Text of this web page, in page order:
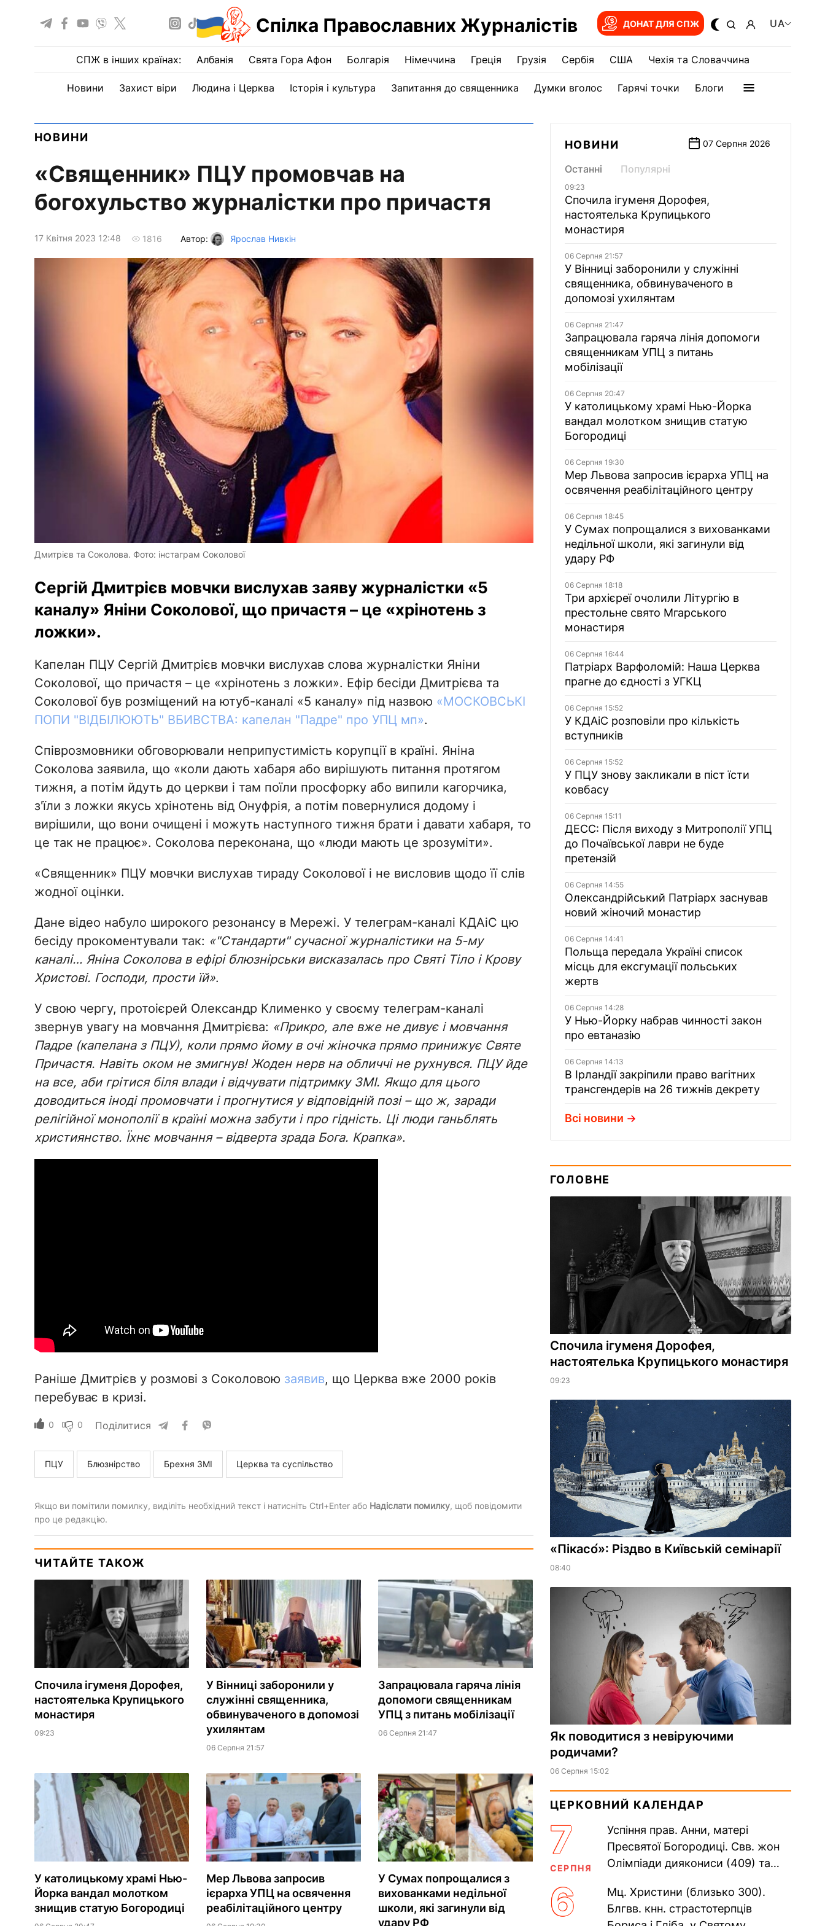
Спілка Православних Журналістів ДОНАТ ДЛЯ СПЖ UA
СПЖ в інших країнах: Албанія Свята Гора Афон Болгарія Німеччина Греція Грузія Сербія США Чехія та Словаччина
Новини Захист віри Людина і Церква Історія і культура Запитання до священника Думки вголос Гарячі точки Блоги
НОВИНИ
«Священник» ПЦУ промовчав на
богохульство журналістки про причастя
17 Квiтня 2023 12:48 1816 Автор: Ярослав Нивкін
Дмитрієв та Соколова. Фото: інстаграм Соколової
Сергій Дмитрієв мовчки вислухав заяву журналістки «5
каналу» Яніни Соколової, що причастя – це «хрінотень з
ложки».
Капелан ПЦУ Сергій Дмитрієв мовчки вислухав слова журналістки Яніни
Соколової, що причастя – це «хрінотень з ложки». Ефір бесіди Дмитрієва та
Соколової був розміщений на ютуб-каналі «5 каналу» під назвою «МОСКОВСЬКІ
ПОПИ "ВІДБІЛЮЮТЬ" ВБИВСТВА: капелан "Падре" про УПЦ мп».
Співрозмовники обговорювали неприпустимість корупції в країні. Яніна
Соколова заявила, що «коли дають хабаря або вирішують питання протягом
тижня, а потім йдуть до церкви і там поїли просфорку або випили кагорчика,
з'їли з ложки якусь хрінотень від Онуфрія, а потім повернулися додому і
вирішили, що вони очищені і можуть наступного тижня брати і давати хабаря, то
це так не працює». Соколова переконана, що «люди мають це зрозуміти».
«Священник» ПЦУ мовчки вислухав тираду Соколової і не висловив щодо її слів
жодної оцінки.
Дане відео набуло широкого резонансу в Мережі. У телеграм-каналі КДАіС цю
бесіду прокоментували так: «"Стандарти" сучасної журналістики на 5-му
каналі… Яніна Соколова в ефірі блюзнірськи висказалась про Святі Тіло і Крову
Христові. Господи, прости їй».
У свою чергу, протоієрей Олександр Клименко у своєму телеграм-каналі
звернув увагу на мовчання Дмитрієва: «Прикро, але вже не дивує і мовчання
Падре (капелана з ПЦУ), коли прямо йому в очі жіночка прямо принижує Святе
Причастя. Навіть оком не змигнув! Жоден нерв на обличчі не рухнувся. ПЦУ йде
на все, аби грітися біля влади і відчувати підтримку ЗМІ. Якщо для цього
доводиться іноді промовчати і прогнутися у відповідній позі – що ж, заради
релігійної монополії в країні можна забути і про гідність. Ці люди ганьблять
християнство. Їхнє мовчання – відверта зрада Бога. Крапка».
Раніше Дмитрієв у розмові з Соколовою заявив, що Церква вже 2000 років
перебуває в кризі.
0 0 Поділитися
ПЦУ Блюзнірство Брехня ЗМІ Церква та суспільство
Якщо ви помітили помилку, виділіть необхідний текст і натисніть Ctrl+Enter або Надіслати помилку, щоб повідомити
про це редакцію.
ЧИТАЙТЕ ТАКОЖ
Спочила ігуменя Дорофея,
настоятелька Крупицького
монастиря
09:23
У Вінниці заборонили у
служінні священника,
обвинуваченого в допомозі
ухилянтам
06 Серпня 21:57
Запрацювала гаряча лінія
допомоги священникам
УПЦ з питань мобілізації
06 Серпня 21:47
У католицькому храмі Нью-
Йорка вандал молотком
знищив статую Богородиці
Мер Львова запросив
ієрарха УПЦ на освячення
реабілітаційного центру
У Сумах попрощалися з
вихованками недільної
школи, які загинули від
удару РФ
НОВИНИ 07 Серпня 2026
Останні Популярні
09:23
Спочила ігуменя Дорофея,
настоятелька Крупицького
монастиря
06 Серпня 21:57
У Вінниці заборонили у служінні
священника, обвинуваченого в
допомозі ухилянтам
06 Серпня 21:47
Запрацювала гаряча лінія допомоги
священникам УПЦ з питань
мобілізації
06 Серпня 20:47
У католицькому храмі Нью-Йорка
вандал молотком знищив статую
Богородиці
06 Серпня 19:30
Мер Львова запросив ієрарха УПЦ на
освячення реабілітаційного центру
06 Серпня 18:45
У Сумах попрощалися з вихованками
недільної школи, які загинули від
удару РФ
06 Серпня 18:18
Три архієреї очолили Літургію в
престольне свято Мгарського
монастиря
06 Серпня 16:44
Патріарх Варфоломій: Наша Церква
прагне до єдності з УГКЦ
06 Серпня 15:52
У КДАіС розповіли про кількість
вступників
06 Серпня 15:52
У ПЦУ знову закликали в піст їсти
ковбасу
06 Серпня 15:11
ДЕСС: Після виходу з Митрополії УПЦ
до Почаївської лаври не буде
претензій
06 Серпня 14:55
Олександрійський Патріарх заснував
новий жіночий монастир
06 Серпня 14:41
Польща передала Україні список
місць для ексгумації польських
жертв
06 Серпня 14:28
У Нью-Йорку набрав чинності закон
про евтаназію
06 Серпня 14:13
В Ірландії закріпили право вагітних
трансгендерів на 26 тижнів декрету
Всі новини
ГОЛОВНЕ
Спочила ігуменя Дорофея,
настоятелька Крупицького монастиря
09:23
«Пікасо́»: Різдво в Київській семінарії
08:40
Як поводитися з невіруючими
родичами?
06 Серпня 15:02
ЦЕРКОВНИЙ КАЛЕНДАР
7
СЕРПНЯ
Успіння прав. Анни, матері
Пресвятої Богородиці. Свв. жон
Олімпіади диякониси (409) та
Пам’ять V Вселенського...
6
Мц. Христини (близько 300).
Блгвв. кнн. страстотерпців